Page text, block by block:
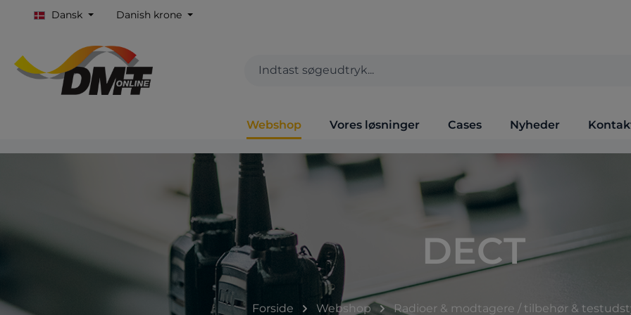
Dansk Danish krone
Webshop Vores løsninger Cases Nyheder
DECT
Forside Webshop Radioer & modtagere / tilbehør &